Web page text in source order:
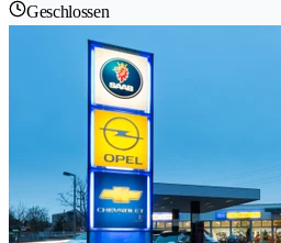
Geschlossen